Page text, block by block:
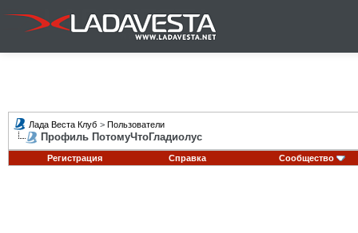
Лада Веста Клуб > Пользователи
Профиль ПотомуЧтоГладиолус
Регистрация Справка Сообщество